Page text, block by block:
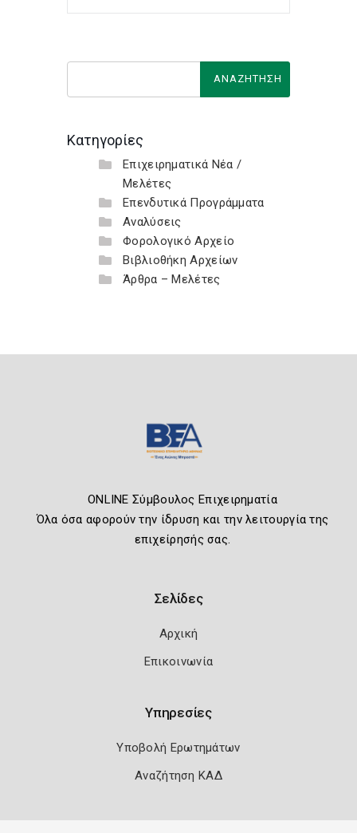
Κατηγορίες
Επιχειρηματικά Νέα /
Μελέτες
Επενδυτικά Προγράμματα
Αναλύσεις
Φορολογικό Αρχείο
Βιβλιοθήκη Αρχείων
Άρθρα – Μελέτες
ONLINE Σύμβουλος Επιχειρηματία
Όλα όσα αφορούν την ίδρυση και την λειτουργία της
επιχείρησής σας.
Σελίδες
Αρχική
Επικοινωνία
Υπηρεσίες
Υποβολή Ερωτημάτων
Αναζήτηση ΚΑΔ